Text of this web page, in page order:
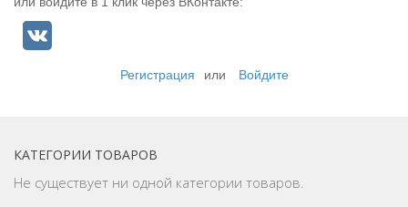
Регистрация или Войдите
КАТЕГОРИИ ТОВАРОВ
Не существует ни одной категории товаров.